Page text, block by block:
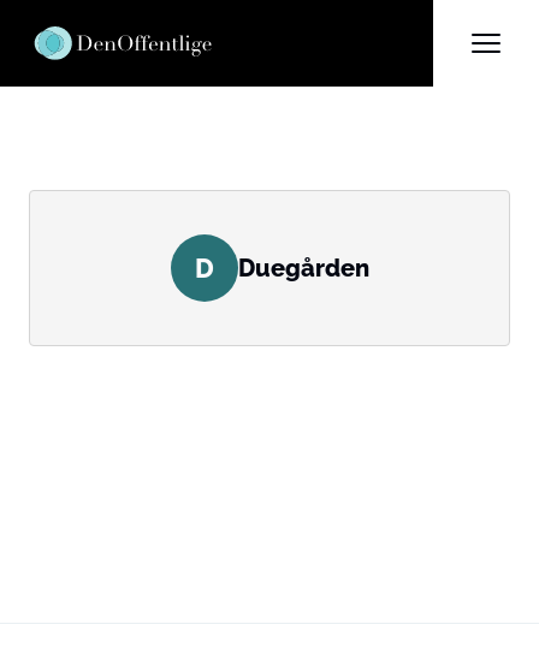
D Duegården